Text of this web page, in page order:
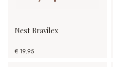
Nest Bravilex
€ 19,95